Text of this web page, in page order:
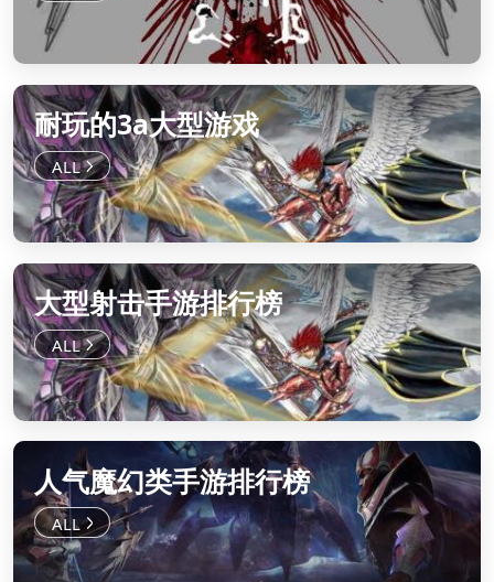
耐玩的3a大型游戏
大型射击手游排行榜
人气魔幻类手游排行榜